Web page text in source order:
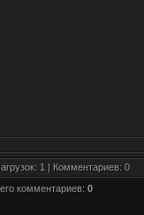
1 | Комментариев: 0
комментариев: 0